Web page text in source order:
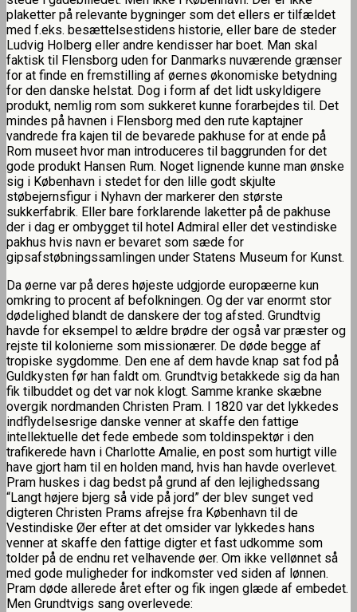
plaketter på relevante bygninger som det ellers er tilfældet
med f.eks. besættelsestidens historie, eller bare de steder
Ludvig Holberg eller andre kendisser har boet. Man skal
faktisk til Flensborg uden for Danmarks nuværende grænser
for at finde en fremstilling af øernes økonomiske betydning
for den danske helstat. Dog i form af det lidt uskyldigere
produkt, nemlig rom som sukkeret kunne forarbejdes til. Det
mindes på havnen i Flensborg med den rute kaptajner
vandrede fra kajen til de bevarede pakhuse for at ende på
Rom museet hvor man introduceres til baggrunden for det
gode produkt Hansen Rum. Noget lignende kunne man ønske
sig i København i stedet for den lille godt skjulte
støbejernsfigur i Nyhavn der markerer den største
sukkerfabrik. Eller bare forklarende laketter på de pakhuse
der i dag er ombygget til hotel Admiral eller det vestindiske
pakhus hvis navn er bevaret som sæde for
gipsafstøbningssamlingen under Statens Museum for Kunst.
Da øerne var på deres højeste udgjorde europæerne kun
omkring to procent af befolkningen. Og der var enormt stor
dødelighed blandt de danskere der tog afsted. Grundtvig
havde for eksempel to ældre brødre der også var præster og
rejste til kolonierne som missionærer. De døde begge af
tropiske sygdomme. Den ene af dem havde knap sat fod på
Guldkysten før han faldt om. Grundtvig betakkede sig da han
fik tilbuddet og det var nok klogt. Samme kranke skæbne
overgik nordmanden Christen Pram. I 1820 var det lykkedes
indflydelsesrige danske venner at skaffe den fattige
intellektuelle det fede embede som toldinspektør i den
trafikerede havn i Charlotte Amalie, en post som hurtigt ville
have gjort ham til en holden mand, hvis han havde overlevet.
Pram huskes i dag bedst på grund af den lejlighedssang
“Langt højere bjerg så vide på jord” der blev sunget ved
digteren Christen Prams afrejse fra København til de
Vestindiske Øer efter at det omsider var lykkedes hans
venner at skaffe den fattige digter et fast udkomme som
tolder på de endnu ret velhavende øer. Om ikke vellønnet så
med gode muligheder for indkomster ved siden af lønnen.
Pram døde allerede året efter og fik ingen glæde af embedet.
Men Grundtvigs sang overlevede: